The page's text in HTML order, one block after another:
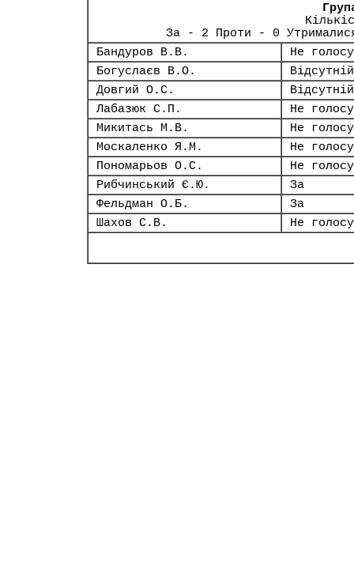
За - 2 Проти - 0
Бандуров В.В.
Не
Богуслаєв В.О.
Відсутній
Довгий О.С.
Відсутній
Лабазюк С.П.
Не
Микитась М.В.
Не
Москаленко Я.М.
Не
Пономарьов О.С.
Не
Рибчинський Є.Ю.
За
Фельдман О.Б.
За
Шахов С.В.
Не